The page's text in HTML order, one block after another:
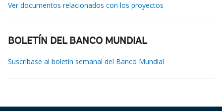
Ver documentos relacionados con los proyectos
BOLETÍN DEL BANCO MUNDIAL
Suscríbase al boletín semanal del Banco Mundial